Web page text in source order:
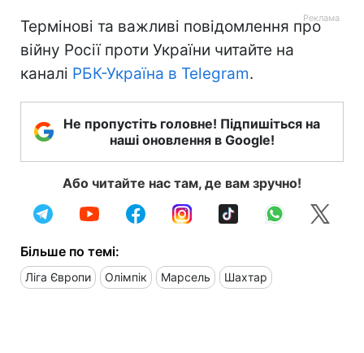
Термінові та важливі повідомлення про
війну Росії проти України читайте на
каналі РБК-Україна в Telegram.
Не пропустіть головне! Підпишіться на
наші оновлення в Google!
Або читайте нас там, де вам зручно!
Більше по темі:
Ліга Європи Олімпік Марсель Шахтар